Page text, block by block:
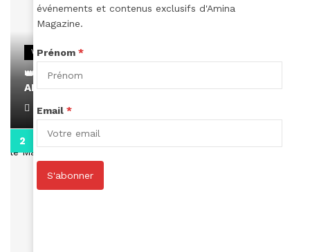
VIDEOS
👑 Remerciements à Ayden pour son message sur
AMINA, le Magazine de la Femme
April 1, 2022
événements et contenus exclusifs d'Amina
Magazine.
Prénom *
Email *
S'abonner